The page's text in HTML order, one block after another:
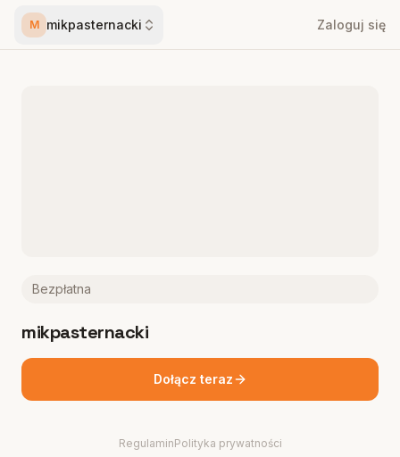
M mikpasternacki Zaloguj się
Bezpłatna
mikpasternacki
Dołącz teraz
RegulaminPolityka prywatności